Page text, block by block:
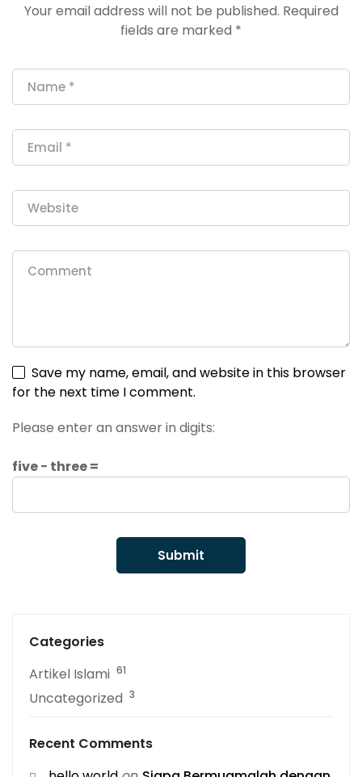
Your email address will not be published. Required
fields are marked *
Save my name, email, and website in this browser
for the next time I comment.
Please enter an answer in digits:
five − three =
Categories
Artikel Islami 61
Uncategorized 3
Recent Comments